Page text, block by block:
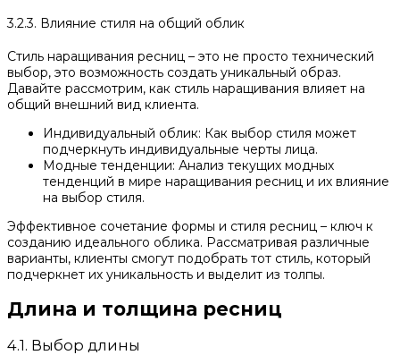
3.2.3. Влияние стиля на общий облик
Стиль наращивания ресниц – это не просто технический
выбор, это возможность создать уникальный образ.
Давайте рассмотрим, как стиль наращивания влияет на
общий внешний вид клиента.
Индивидуальный облик: Как выбор стиля может
подчеркнуть индивидуальные черты лица.
Модные тенденции: Анализ текущих модных
тенденций в мире наращивания ресниц и их влияние
на выбор стиля.
Эффективное сочетание формы и стиля ресниц – ключ к
созданию идеального облика. Рассматривая различные
варианты, клиенты смогут подобрать тот стиль, который
подчеркнет их уникальность и выделит из толпы.
Длина и толщина ресниц
4.1. Выбор длины